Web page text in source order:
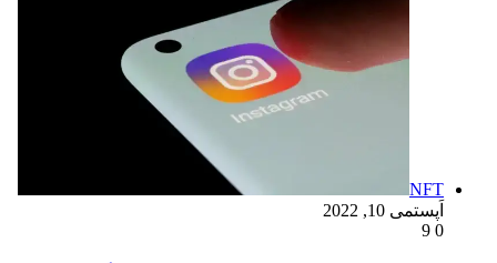
NFT
اَپستمی 10, 2022
0